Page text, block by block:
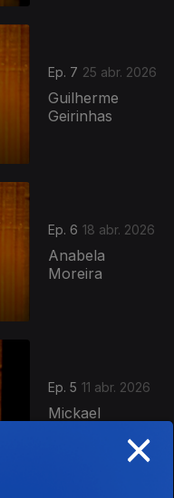
Ep. 7 25 abr. 2026
Guilherme
Geirinhas
Ep. 6 18 abr. 2026
Anabela
Moreira
Ep. 5 11 abr. 2026
Mickael
×